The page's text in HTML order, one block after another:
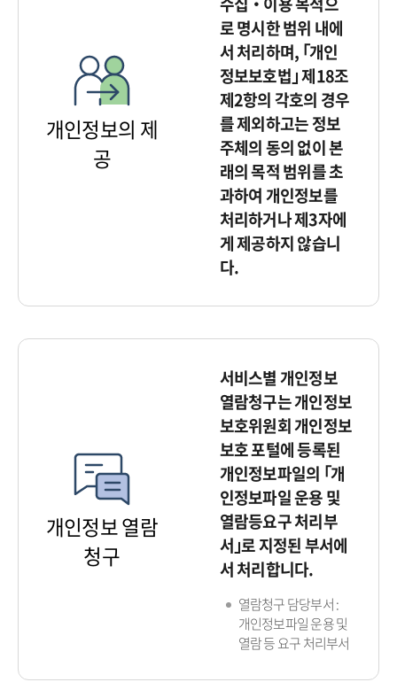
개인정보의 제
공
로 명시한 범위 내에
서 처리하며, ｢개인
정보보호법｣ 제18조
제2항의 각호의 경우
를 제외하고는 정보
주체의 동의 없이 본
래의 목적 범위를 초
과하여 개인정보를
처리하거나 제3자에
게 제공하지 않습니
다.
개인정보 열람
청구
서비스별 개인정보
열람청구는 개인정보
보호위원회 개인정보
보호 포털에 등록된
개인정보파일의 ｢개
인정보파일 운용 및
열람등요구 처리부
서｣로 지정된 부서에
서 처리합니다.
열람청구 담당부서 :
개인정보파일 운용 및
열람 등 요구 처리부서